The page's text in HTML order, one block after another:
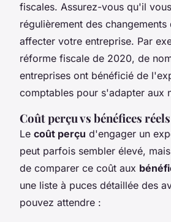
fiscales. Assurez-vous qu'il
régulièrement des
affecter votre entreprise. Par
réforme fiscale de 2020, de
entreprises ont bénéficié de
comptables pour s'adapter aux
Coût perçu vs bénéfices réels
Le coût perçu d'engager un
peut parfois sembler élevé,
de comparer ce coût aux
une liste à puces détaillée des
pouvez attendre :